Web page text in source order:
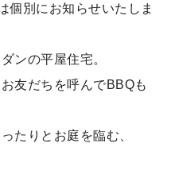
個別にお知らせいたしま
ンの平屋住宅。
友だちを呼んでBBQも
たりとお庭を臨む、